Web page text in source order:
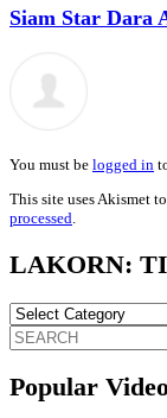
Siam Star Dara
You must be logged in
This site uses Akismet
processed.
LAKORN:
LAKORN:
TITLES
BELOW
Search
for:
Popular